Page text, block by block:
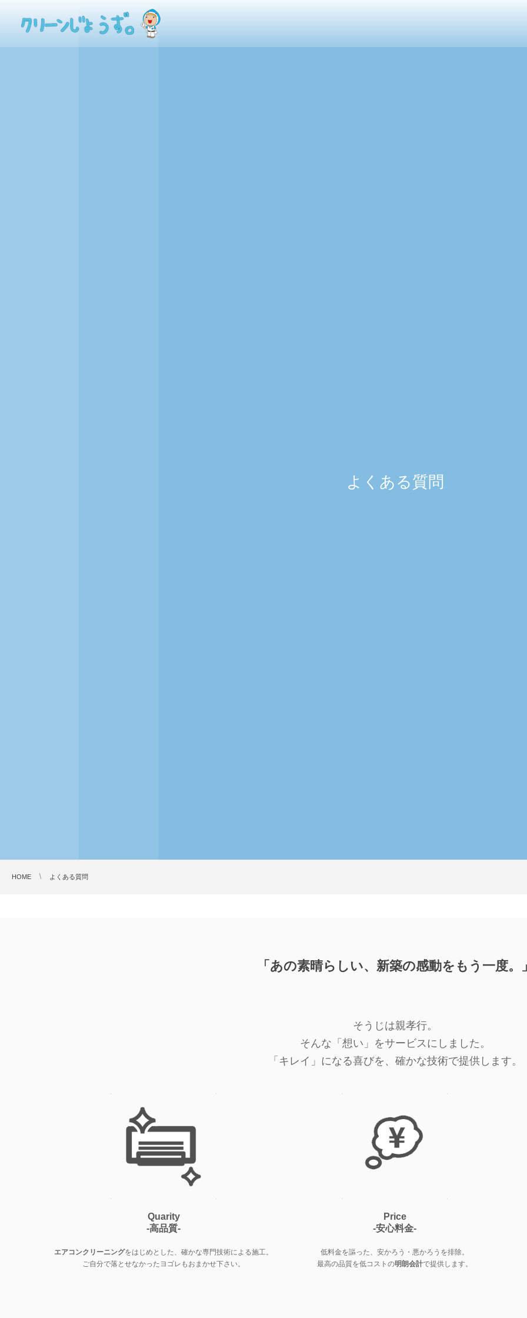
よくある質問
HOME よくある質問
「あの素晴らしい、新築の感動をもう一度。
そうじは親孝行。
そんな「想い」をサービスにしました。
「キレイ」になる喜びを、確かな技術で提供します。
Quarity
-高品質-
エアコンクリーニングをはじめとした、確かな専門技術による施工。
ご自分で落とせなかったヨゴレもおまかせ下さい。
Price
-安心料金-
低料金を謳った、安かろう・悪かろうを排除。
最高の品質を低コストの明朗会計で提供します。